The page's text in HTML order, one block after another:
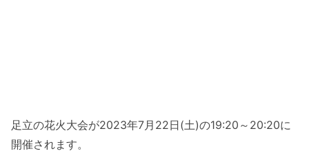
足立の花火大会が2023年7月22日(土)の19:20～20:20に
開催されます。